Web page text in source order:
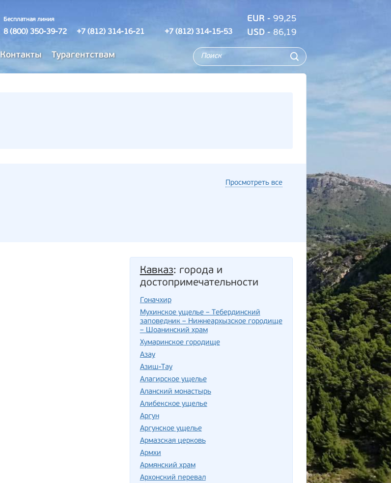
Бесплатная линия
8 (800) 350-39-72 +7 (812) 314-16-21 +7 (812) 314-15-53
EUR - 99,25
USD - 86,19
Контакты Турагентствам
Просмотреть все
Кавказ: города и
достопримечательности
Гоначхир
Мухинское ущелье – Тебердинский
заповедник – Нижнеархызское городище
– Шоанинский храм
Хумаринское городище
Азау
Азиш-Тау
Алагирское ущелье
Аланский монастырь
Алибекское ущелье
Аргун
Аргунское ущелье
Армазская церковь
Армхи
Армянский храм
Архонский перевал